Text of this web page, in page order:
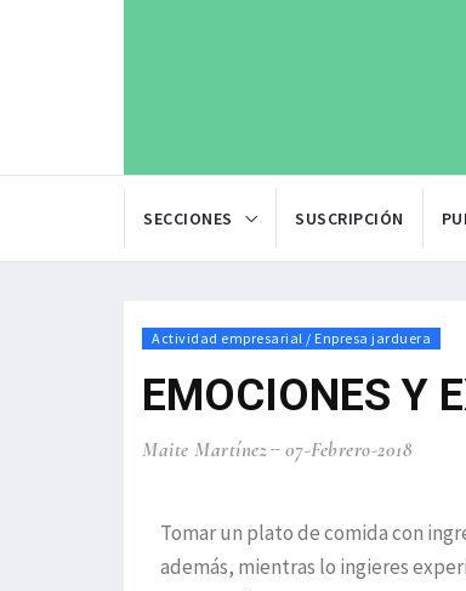
SECCIONES SUSCRIPCIÓN
Actividad empresarial / Enpresa jarduera
EMOCIONES Y
Maite Martínez 07-Febrero-2018
Tomar un plato de comida con
además, mientras lo ingieres